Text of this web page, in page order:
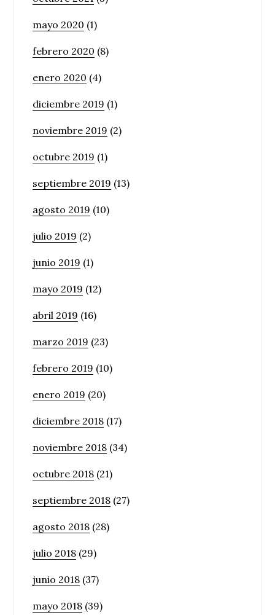
mayo 2020 (1)
febrero 2020 (8)
enero 2020 (4)
diciembre 2019 (1)
noviembre 2019 (2)
octubre 2019 (1)
septiembre 2019 (13)
agosto 2019 (10)
julio 2019 (2)
junio 2019 (1)
mayo 2019 (12)
abril 2019 (16)
marzo 2019 (23)
febrero 2019 (10)
enero 2019 (20)
diciembre 2018 (17)
noviembre 2018 (34)
octubre 2018 (21)
septiembre 2018 (27)
agosto 2018 (28)
julio 2018 (29)
junio 2018 (37)
mayo 2018 (39)